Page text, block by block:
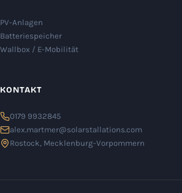
PV-Anlagen
Batteriespeicher
Wallbox / E-Mobilität
KONTAKT
0179 9932845
alex.martmer@solarstallations.com
Rostock, Mecklenburg-Vorpommern